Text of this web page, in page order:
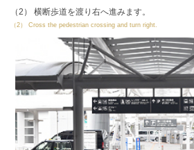
（2） 横断歩道を渡り右へ進みます。
（2） Cross the pedestrian crossing and turn right.